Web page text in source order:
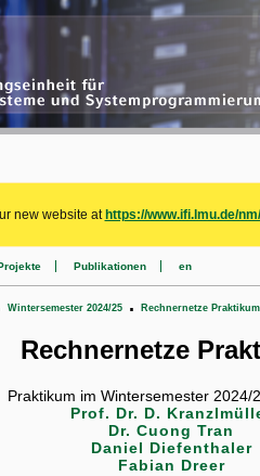
new website at https://www.ifi.lmu.de/nm/
Publikationen en
Wintersemester 2024/25 . Rechnernetze Praktikum
Rechnernetze
Praktikum im Wintersemester 2024/
Prof. Dr. D.
Dr. Cuong Tran
Daniel Diefenthaler
Fabian Dreer